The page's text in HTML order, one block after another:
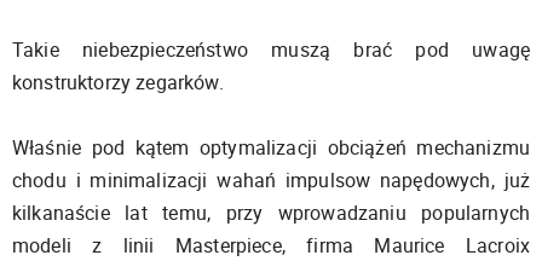
Takie niebezpieczeństwo muszą brać pod uwagę
konstruktorzy zegarków.
Właśnie pod kątem optymalizacji obciążeń mechanizmu
chodu i minimalizacji wahań impulsow napędowych, już
kilkanaście lat temu, przy wprowadzaniu popularnych
modeli z linii Masterpiece, firma Maurice Lacroix